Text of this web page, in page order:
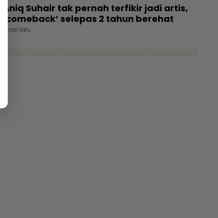
Aniq Suhair tak pernah terfikir jadi artis,
‘comeback’ selepas 2 tahun berehat
1 hari lalu